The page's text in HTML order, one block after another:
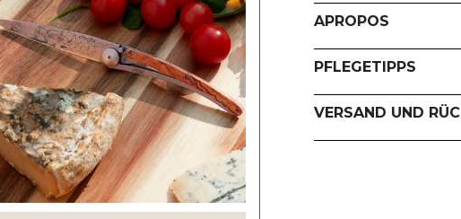
APROPOS
PFLEGETIPPS
VERSAND UND